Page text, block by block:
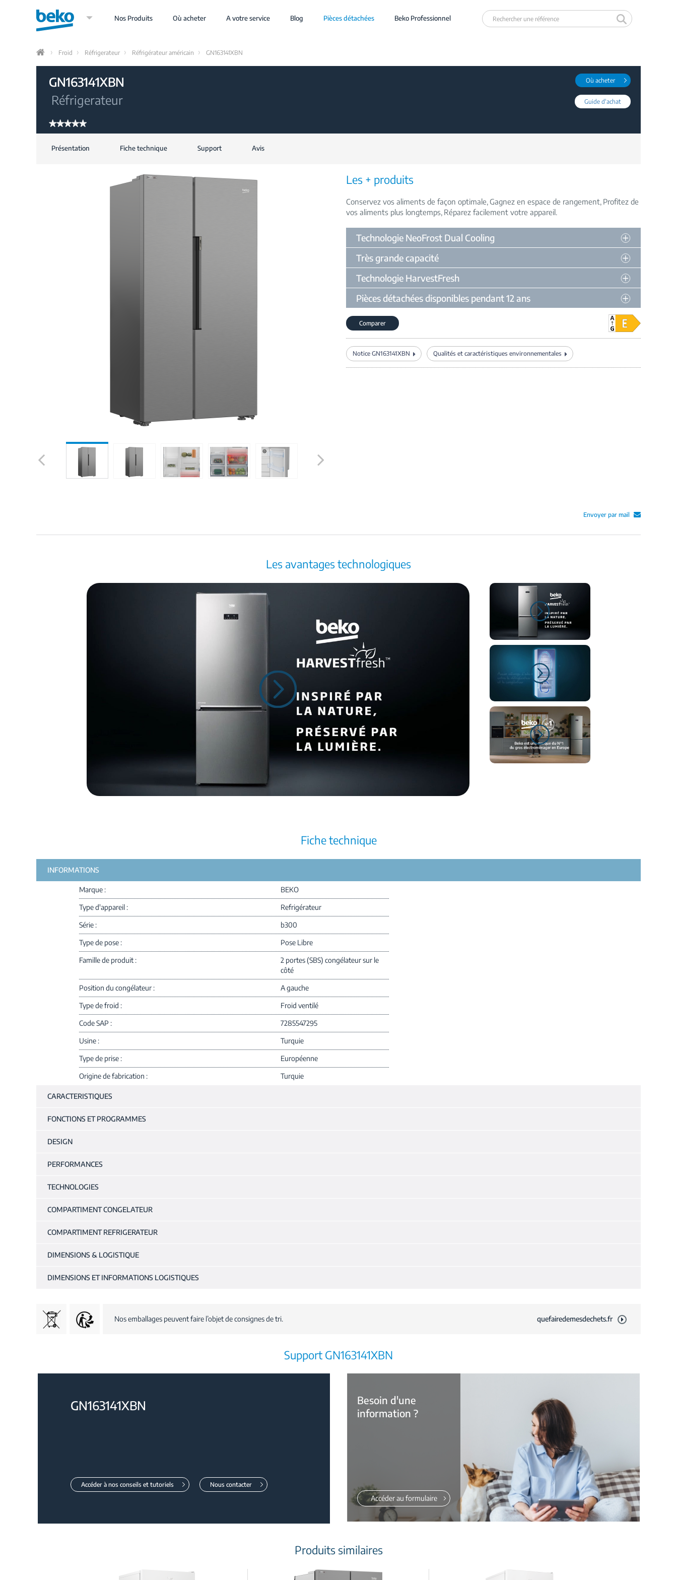
Nos Produits Où acheter A votre service Blog Pièces détachées Beko Professionnel
Home
Froid Réfrigerateur Réfrigérateur américain GN163141XBN
GN163141XBN
Réfrigerateur
★★★★★
★★★★★
de
Où acheter
Guide d'achat
Présentation Fiche technique Support Avis
Les + produits
Conservez vos aliments de façon optimale Gagnez en espace de rangement Profitez de
vos aliments plus longtemps Réparez facilement votre appareil
Technologie NeoFrost Dual Cooling
Très grande capacité
Technologie HarvestFresh
Pièces détachées disponibles pendant 12 ans
Comparer
Notice GN163141XBN Qualités et caractéristiques environnementales
Envoyer par mail
Les avantages technologiques
Fiche technique
INFORMATIONS
Marque BEKO
Type d'appareil Refrigérateur
Série b300
Type de pose Pose Libre
Famille de produit
2 portes (SBS) congélateur sur le
côté
Position du congélateur A gauche
Type de froid Froid ventilé
Code SAP 7285547295
Usine Turquie
Type de prise Européenne
Origine de fabrication Turquie
CARACTERISTIQUES
FONCTIONS ET PROGRAMMES
DESIGN
PERFORMANCES
TECHNOLOGIES
COMPARTIMENT CONGELATEUR
COMPARTIMENT REFRIGERATEUR
DIMENSIONS & LOGISTIQUE
DIMENSIONS ET INFORMATIONS LOGISTIQUES
Nos emballages peuvent faire l’objet de consignes de tri. quefairedemesdechets.fr
Support GN163141XBN
GN163141XBN
Accéder à nos conseils et tutoriels Nous contacter
Besoin d'une
information ?
Accéder au formulaire
Produits similaires